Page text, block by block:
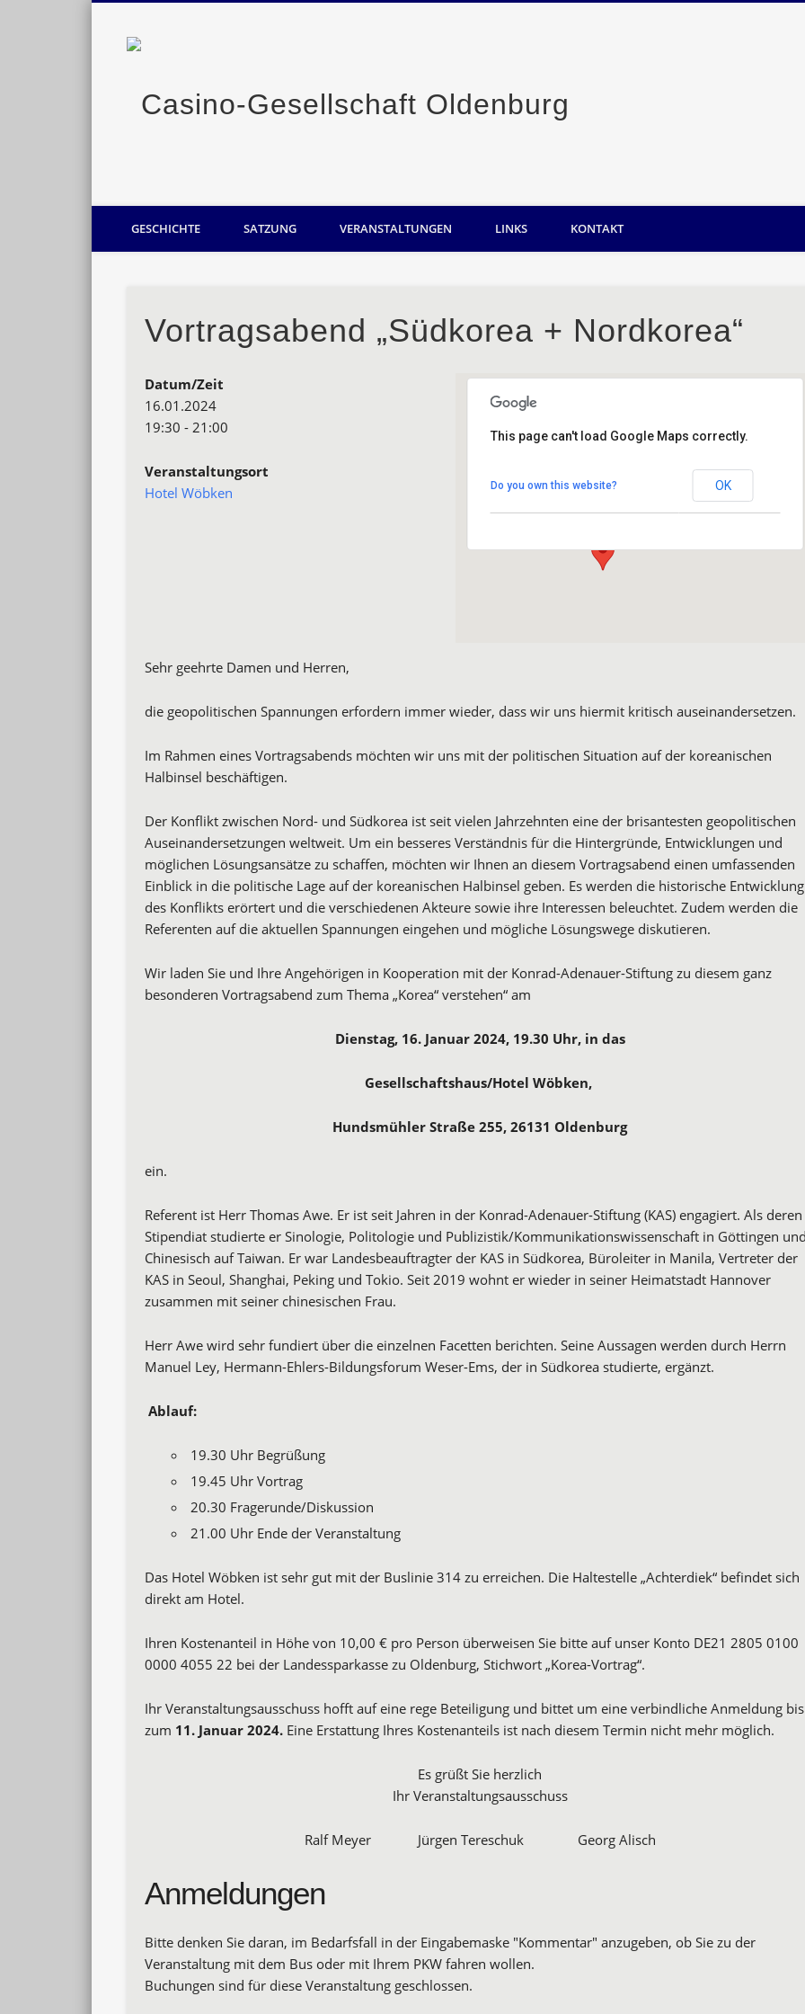
GESCHICHTE SATZUNG VERANSTALTUNGEN LINKS KONTAKT
Vortragsabend „Südkorea + Nordkorea“
Hundsmühler Str. 255 - Oldenburg
This page can't load Google Maps correctly.
Do you own this website? OK
Datum/Zeit
16.01.2024
19:30 - 21:00
Veranstaltungsort
Hotel Wöbken
Sehr geehrte Damen und Herren,
die geopolitischen Spannungen erfordern immer wieder, dass wir uns hiermit kritisch auseinandersetzen.
Im Rahmen eines Vortragsabends möchten wir uns mit der politischen Situation auf der koreanischen
Halbinsel beschäftigen.
Der Konflikt zwischen Nord- und Südkorea ist seit vielen Jahrzehnten eine der brisantesten geopolitischen
Auseinandersetzungen weltweit. Um ein besseres Verständnis für die Hintergründe, Entwicklungen und
möglichen Lösungsansätze zu schaffen, möchten wir Ihnen an diesem Vortragsabend einen umfassenden
Einblick in die politische Lage auf der koreanischen Halbinsel geben. Es werden die historische Entwicklung
des Konflikts erörtert und die verschiedenen Akteure sowie ihre Interessen beleuchtet. Zudem werden die
Referenten auf die aktuellen Spannungen eingehen und mögliche Lösungswege diskutieren.
Wir laden Sie und Ihre Angehörigen in Kooperation mit der Konrad-Adenauer-Stiftung zu diesem ganz
besonderen Vortragsabend zum Thema „Korea“ verstehen“ am
Dienstag, 16. Januar 2024, 19.30 Uhr,in das
Gesellschaftshaus/Hotel Wöbken,
Hundsmühler Straße 255, 26131 Oldenburg
ein.
Referent ist Herr Thomas Awe. Er ist seit Jahren in der Konrad-Adenauer-Stiftung (KAS) engagiert. Als deren
Stipendiat studierte er Sinologie, Politologie und Publizistik/Kommunikationswissenschaft in Göttingen
Chinesisch auf Taiwan. Er war Landesbeauftragter der KAS in Südkorea, Büroleiter in Manila, Vertreter der
KAS in Seoul, Shanghai, Peking und Tokio. Seit 2019 wohnt er wieder in seiner Heimatstadt Hannover
zusammen mit seiner chinesischen Frau.
Herr Awe wird sehr fundiert über die einzelnen Facetten berichten. Seine Aussagen werden durch Herrn
Manuel Ley, Hermann-Ehlers-Bildungsforum Weser-Ems, der in Südkorea studierte, ergänzt.
Ablauf:
19.30 Uhr Begrüßung
19.45 Uhr Vortrag
20.30 Fragerunde/Diskussion
21.00 Uhr Ende der Veranstaltung
Das Hotel Wöbken ist sehr gut mit der Buslinie 314 zu erreichen. Die Haltestelle „Achterdiek“ befindet sich
direkt am Hotel.
Ihren Kostenanteil in Höhe von 10,00 € pro Person überweisen Sie bitte auf unser Konto DE21 2805 0100
0000 4055 22 bei der Landessparkasse zu Oldenburg, Stichwort „Korea-Vortrag“.
Ihr Veranstaltungsausschuss hofft auf eine rege Beteiligung und bittet um eine verbindliche Anmeldung bis
zum 11. Januar 2024.Eine Erstattung Ihres Kostenanteils ist nach diesem Termin nicht mehr möglich.
Es grüßt Sie herzlich
Ihr Veranstaltungsausschuss
Ralf Meyer Jürgen Tereschuk Georg Alisch
Anmeldungen
Bitte denken Sie daran, im Bedarfsfall in der Eingabemaske "Kommentar" anzugeben, ob Sie zu der
Veranstaltung mit dem Bus oder mit Ihrem PKW fahren wollen.
Buchungen sind für diese Veranstaltung geschlossen.